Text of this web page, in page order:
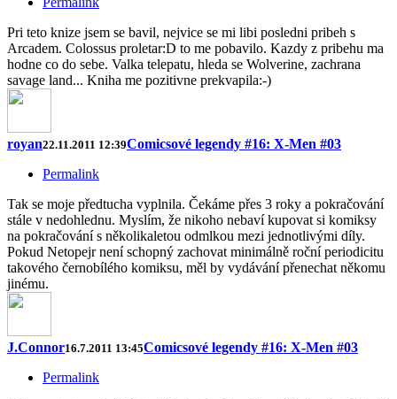
Pri teto knize jsem se bavil, nejvice se mi libi posledni pribeh s
Arcadem. Colossus proletar:D to me pobavilo. Kazdy z pribehu ma
hodne co do sebe. Valka telepatu, hleda se Wolverine, zachrana
savage land... Kniha me pozitivne prekvapila:-)
royan22.11.2011 12:39Comicsové legendy #16: X-Men #03
Permalink
Tak se moje předtucha vyplnila. Čekáme přes 3 roky a pokračování
stále v nedohlednu. Myslím, že nikoho nebaví kupovat si komiksy
na pokračování s několikaletou odmlkou mezi jednotlivými díly.
Pokud Netopejr není schopný zachovat minimálně roční periodicitu
takového černobílého komiksu, měl by vydávání přenechat někomu
jinému.
J.Connor16.7.2011 13:45Comicsové legendy #16: X-Men #03
Permalink